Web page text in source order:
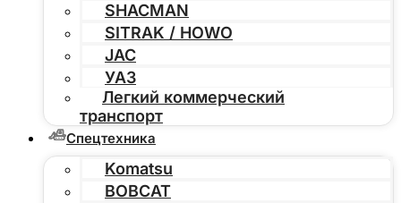
SHACMAN
SITRAK / HOWO
JAC
УАЗ
Легкий коммерческий
транспорт
Спецтехника
Komatsu
BOBCAT